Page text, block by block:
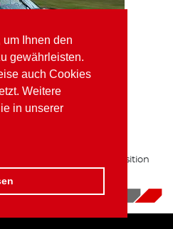
Ihnen den
gewährleisten.
auch Cookies
Weitere
in unserer
Runde für
bester Gruppe H Startposition
16.10.2017| News